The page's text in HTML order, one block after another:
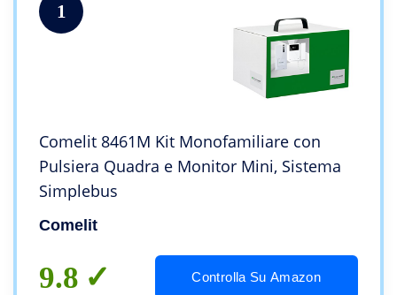
1
Comelit 8461M Kit Monofamiliare con
Pulsiera Quadra e Monitor Mini, Sistema
Simplebus
Comelit
9.8 Controlla Su Amazon